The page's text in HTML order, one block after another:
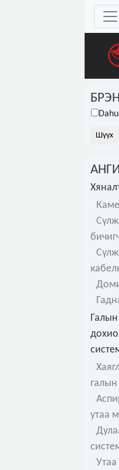
Галын
утаа
Утаа